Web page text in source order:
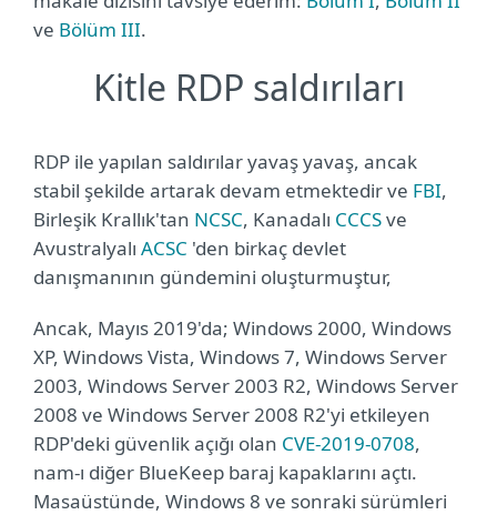
ve Bölüm III.
Kitle RDP saldırıları
RDP ile yapılan saldırılar yavaş yavaş, ancak
stabil şekilde artarak devam etmektedir ve FBI,
Birleşik Krallık'tan NCSC, Kanadalı CCCSve
Avustralyalı ACSC 'den birkaç devlet
danışmanının gündemini oluşturmuştur,
Ancak, Mayıs 2019'da; Windows 2000, Windows
XP, Windows Vista, Windows 7, Windows Server
2003, Windows Server 2003 R2, Windows Server
2008 ve Windows Server 2008 R2'yi etkileyen
RDP'deki güvenlik açığı olan CVE-2019-0708,
nam-ı diğer BlueKeep baraj kapaklarını açtı.
Masaüstünde, Windows 8 ve sonraki sürümleri